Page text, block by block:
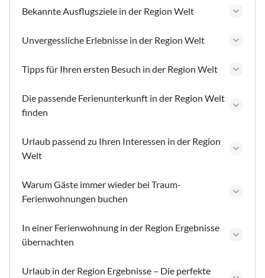
Bekannte Ausflugsziele in der Region Welt
Unvergessliche Erlebnisse in der Region Welt
Tipps für Ihren ersten Besuch in der Region Welt
Die passende Ferienunterkunft in der Region Welt
finden
Urlaub passend zu Ihren Interessen in der Region
Welt
Warum Gäste immer wieder bei Traum-
Ferienwohnungen buchen
In einer Ferienwohnung in der Region Ergebnisse
übernachten
Urlaub in der Region Ergebnisse – Die perfekte